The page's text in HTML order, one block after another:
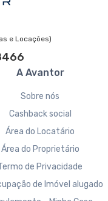
e Locações)
A Avantor
Sobre nós
Cashback social
Área do Locatário
Área do Proprietário
de Privacidade
de Imóvel alugado